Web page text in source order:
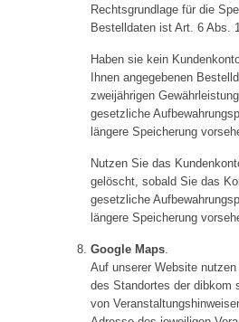
Rechtsgrundlage für die
Bestelldaten ist Art. 6 Abs.
Haben sie kein
Ihnen angegebenen
zweijährigen
gesetzliche
längere Speicherung
Nutzen Sie das
gelöscht, sobald Sie das
gesetzliche
längere Speicherung
Google Maps.
Auf unserer Website
des Standortes der dibkom
von